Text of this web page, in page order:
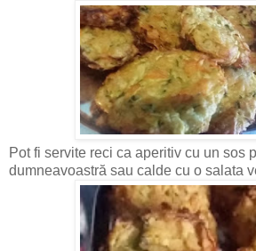
Pot fi servite reci ca aperitiv cu un sos
dumneavoastră sau calde cu o salata